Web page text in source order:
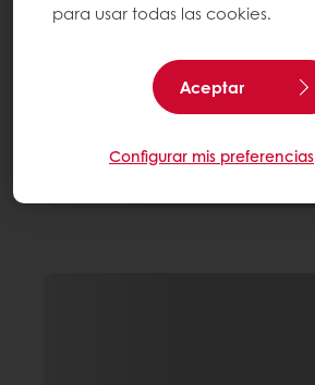
para usar todas las cookies.
Aceptar
Configurar mis preferencias